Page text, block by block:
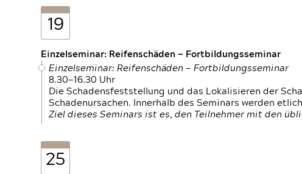
19
Einzelseminar: Reifenschäden — Fortbildungsseminar
Einzelseminar: Reifenschäden — Fortbildungsseminar
8.30—16.30 Uhr
Die Schadensfeststellung und das Lokalisieren der
Schadenursachen. Innerhalb des Seminars werden
Ziel dieses Seminars ist es, den Teilnehmer mit den
25